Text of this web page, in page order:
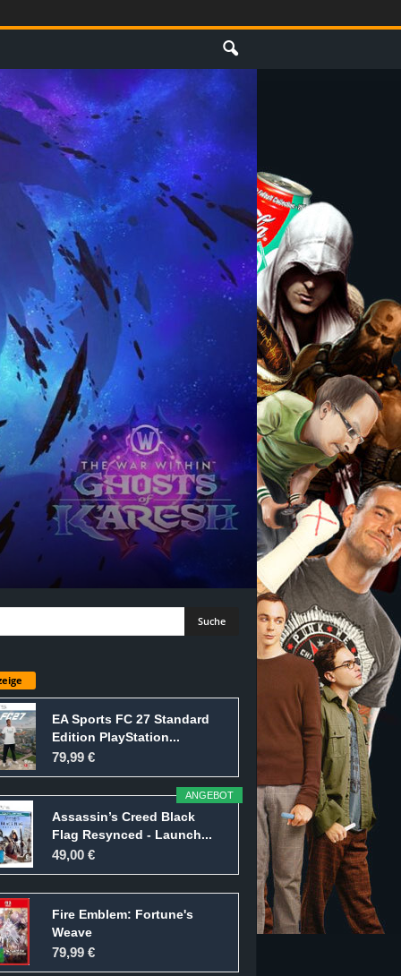
EA Sports FC 27 Standard
Edition PlayStation...
79,99 €
ANGEBOT
Assassin’s Creed Black
Flag Resynced - Launch...
49,00 €
Fire Emblem: Fortune's
Weave
79,99 €